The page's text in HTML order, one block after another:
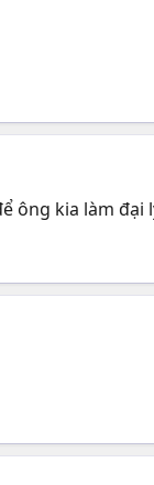
ông kia làm đại